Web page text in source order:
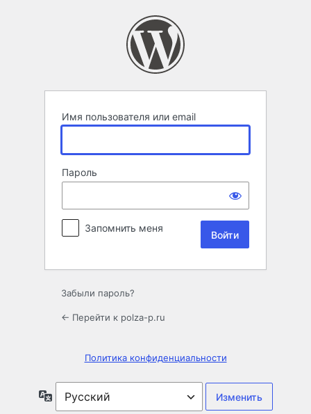
Имя пользователя или email
Пароль
Запомнить меня
Забыли пароль?
← Перейти к polza-p.ru
Политика конфиденциальности
Язык